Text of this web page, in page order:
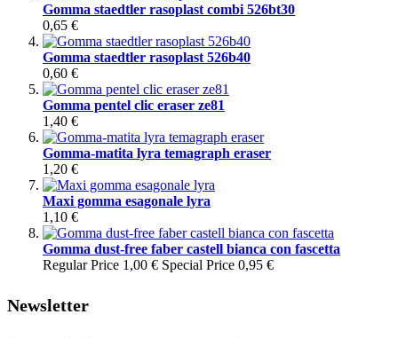
Gomma staedtler rasoplast combi 526bt30
0,65 €
Gomma staedtler rasoplast 526b40
0,60 €
Gomma pentel clic eraser ze81
1,40 €
Gomma-matita lyra temagraph eraser
1,20 €
Maxi gomma esagonale lyra
1,10 €
Gomma dust-free faber castell bianca con fascetta
Regular Price 1,00 € Special Price 0,95 €
Newsletter